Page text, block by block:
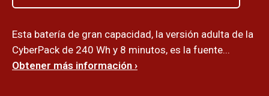
Esta batería de gran capacidad, la versión adulta de la
CyberPack de 240 Wh y 8 minutos, es la fuente...
Obtener más información ›